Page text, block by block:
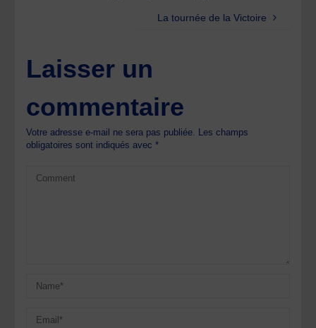
La tournée de la Victoire
Laisser un
commentaire
Votre adresse e-mail ne sera pas publiée. Les champs
obligatoires sont indiqués avec*